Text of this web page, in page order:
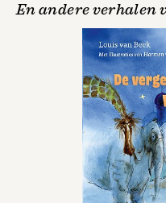
En andere verhalen